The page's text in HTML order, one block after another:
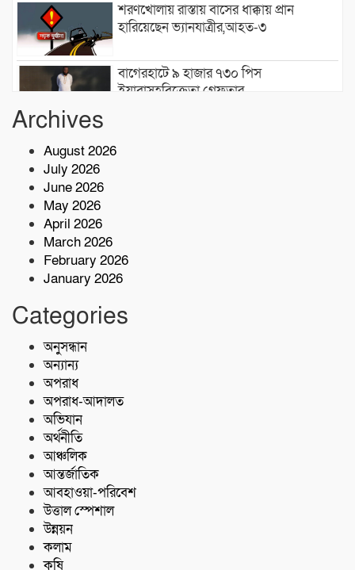
শরণখোলায় রাস্তায় বাসের ধাক্কায় প্রান
হারিয়েছেন ভ্যানযাত্রীর,আহত-৩
বাগেরহাটে ৯ হাজার ৭৩০ পিস
ইয়াবাসহবিক্রেতা গ্রেফতার
স্বাস্থ্যঝুঁকিতে ৫শতাধিক পরিবার শরণখোলায়
ভয়াবহ জলাবদ্ধতা
বাগেরহাট-খুলনা মহাসড়কে ‌দুর্ঘটনায়
পিস ইয়াবা জব্দ
Archives
August 2026
July 2026
June 2026
May 2026
April 2026
March 2026
February 2026
January 2026
Categories
অনুসন্ধান
অন্যান্য
অপরাধ
অপরাধ-আদালত
অভিযান
অর্থনীতি
আঞ্চলিক
আন্তর্জাতিক
আবহাওয়া-পরিবেশ
উত্তাল স্পেশাল
উন্নয়ন
কলাম
কৃষি